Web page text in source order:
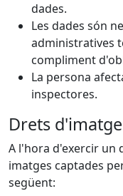
dades.
Les dades són
administratives
compliment
La persona
inspectores.
Drets d'imatge
A l'hora d'exercir un
imatges captades
següent: